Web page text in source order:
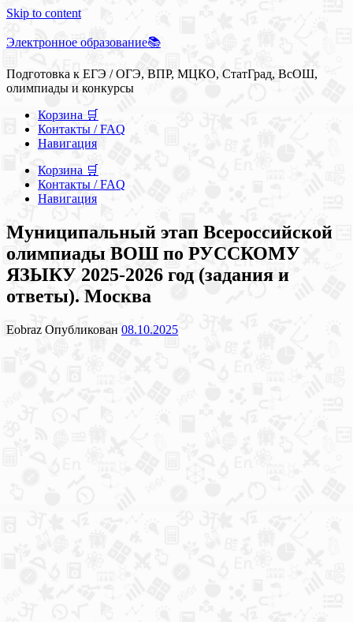
Skip to content
Электронное образование📚
Подготовка к ЕГЭ / ОГЭ, ВПР, МЦКО, СтатГрад, ВсОШ,
олимпиады и конкурсы
Корзина 🛒
Контакты / FAQ
Навигация
Корзина 🛒
Контакты / FAQ
Навигация
Муниципальный этап Всероссийской
олимпиады ВОШ по РУССКОМУ
ЯЗЫКУ 2025-2026 год (задания и
ответы). Москва
Eobraz Опубликован 08.10.2025